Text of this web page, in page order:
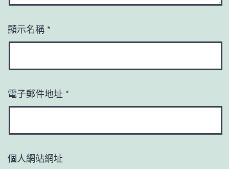
顯示名稱 *
電子郵件地址 *
個人網站網址